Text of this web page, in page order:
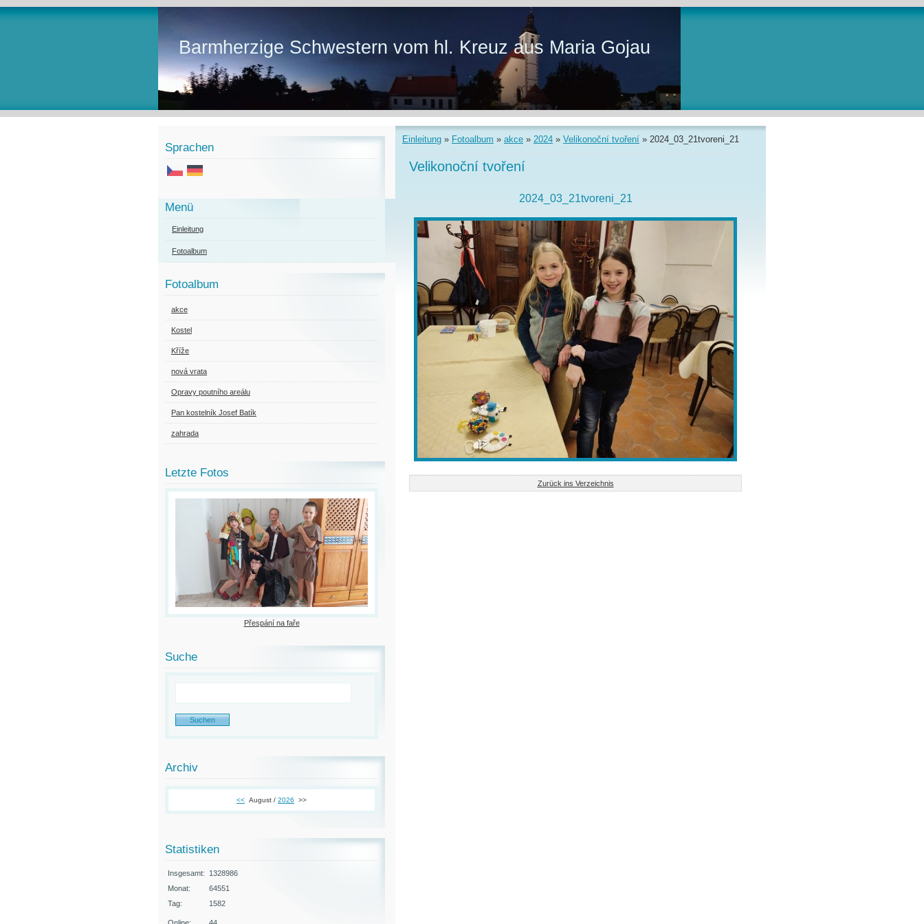
Barmherzige Schwestern vom hl. Kreuz aus Maria Gojau
Einleitung » Fotoalbum » akce » 2024 » Velikonoční tvoření » 2024_03_21tvoreni_21
Velikonoční tvoření
2024_03_21tvoreni_21
Zurück ins Verzeichnis
Sprachen
Menü
Einleitung
Fotoalbum
Fotoalbum
akce
Kostel
Kříže
nová vrata
Opravy poutního areálu
Pan kostelník Josef Batík
zahrada
Letzte Fotos
Přespání na faře
Suche
Archiv
<< August / 2026 >>
Statistiken
Insgesamt:
1328986
Monat:
64551
Tag:
1582